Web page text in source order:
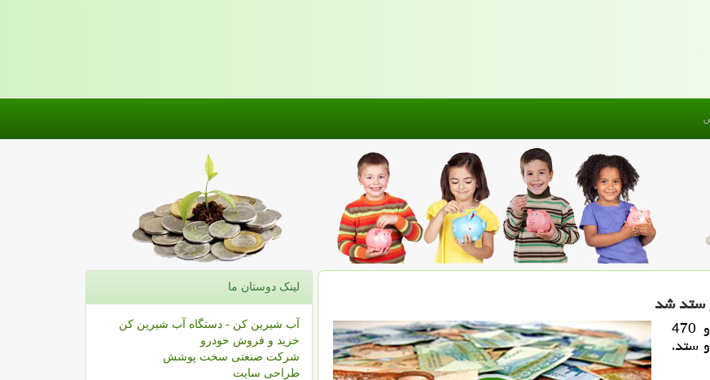
پول من: امروز با دست به دست شدن 4 میلیارد و 470
داد و ستد،
لینک دوستان ما
آب شیرین کن - دستگاه آب شیرین کن
خرید و فروش خودرو
شرکت صنعتی سخت پوشش
طراحی سایت